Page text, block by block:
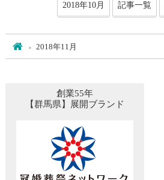
2018年10月 記事一覧
ホーム
2018年11月
創業55年
【群馬県】展開ブランド